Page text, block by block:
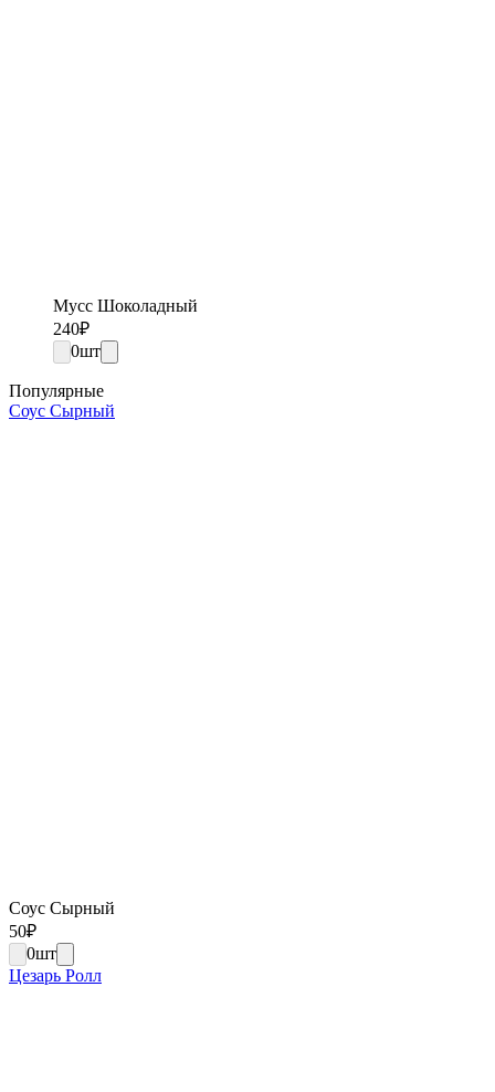
Мусс Шоколадный
240₽
0шт
Популярные
Соус Сырный
Соус Сырный
50₽
0шт
Цезарь Ролл